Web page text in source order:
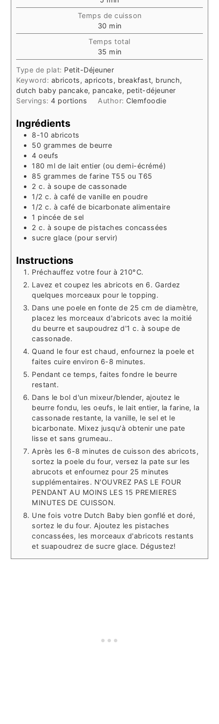
Temps de cuisson
30 minutes
min
Temps total
35 minutes
min
Type de plat: Petit-Déjeuner
Keyword: abricots, apricots, breakfast, brunch,
dutch baby pancake, pancake, petit-déjeuner
Servings:4 portions Author: Clemfoodie
Ingrédients
8-10 abricots
50 grammes de beurre
4 oeufs
180 ml de lait entier (ou demi-écrémé)
85 grammes de farine T55 ou T65
2 c. à soupe de cassonade
1/2 c. à café de vanille en poudre
1/2 c. à café de bicarbonate alimentaire
1 pincée de sel
2 c. à soupe de pistaches concassées
sucre glace (pour servir)
Instructions
Préchauffez votre four à 210°C.
Lavez et coupez les abricots en 6. Gardez
quelques morceaux pour le topping.
Dans une poele en fonte de 25 cm de diamètre,
placez les morceaux d'abricots avec la moitié
du beurre et saupoudrez d'1 c. à soupe de
cassonade.
Quand le four est chaud, enfournez la poele et
faites cuire environ 6-8 minutes.
Pendant ce temps, faites fondre le beurre
restant.
Dans le bol d'un mixeur/blender, ajoutez le
beurre fondu, les oeufs, le lait entier, la farine, la
cassonade restante, la vanille, le sel et le
bicarbonate. Mixez jusqu'à obtenir une pate
lisse et sans grumeau..
Après les 6-8 minutes de cuisson des abricots,
sortez la poele du four, versez la pate sur les
abrucots et enfournez pour 25 minutes
supplémentaires. N'OUVREZ PAS LE FOUR
PENDANT AU MOINS LES 15 PREMIERES
MINUTES DE CUISSON.
Une fois votre Dutch Baby bien gonflé et doré,
sortez le du four. Ajoutez les pistaches
concassées, les morceaux d'abricots restants
et suapoudrez de sucre glace. Dégustez!